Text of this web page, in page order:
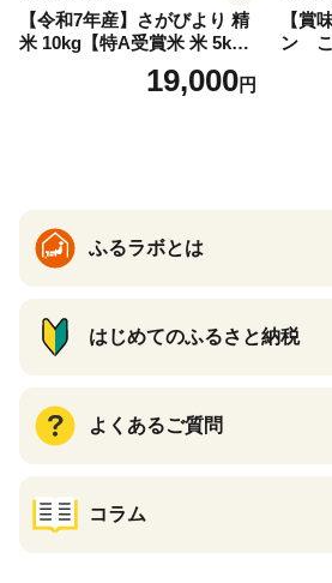
【令和7年産】さがびより 精
米 10kg【特A受賞米 米 5kg×
2袋 お米 コメ こめ 国産 美味
しい ブランド米 人気 ランキ
19,000円
【賞
ン こ
（24
保存
ふるラボとは
はじめてのふるさと納税
よくあるご質問
コラム